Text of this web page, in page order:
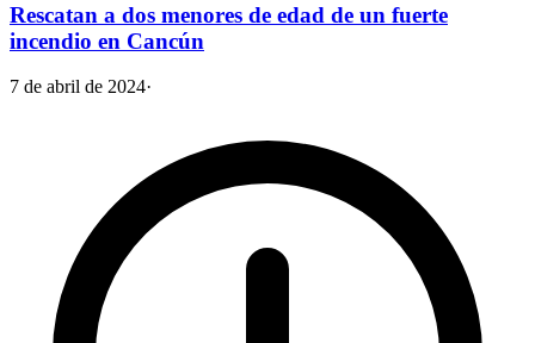
Rescatan a dos menores de edad de un fuerte
incendio en Cancún
7 de abril de 2024·